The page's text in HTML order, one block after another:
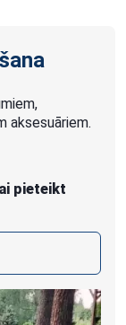
aksesuāriem.
pieteikt